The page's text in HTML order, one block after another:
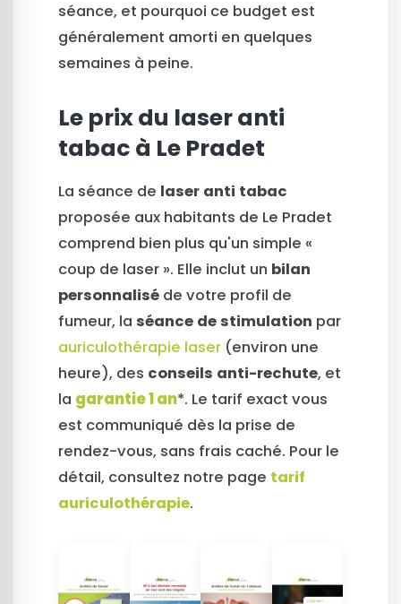
séance, et pourquoi ce budget est
généralement amorti en quelques
semaines à peine.
Le prix du laser anti
tabac à Le Pradet
La séance de laser anti tabac
proposée aux habitants de Le Pradet
comprend bien plus qu'un simple «
coup de laser ». Elle inclut un bilan
personnalisé de votre profil de
fumeur, la séance de stimulation par
auriculothérapie laser (environ une
heure), des conseils anti-rechute, et
la garantie 1 an*. Le tarif exact vous
est communiqué dès la prise de
rendez-vous, sans frais caché. Pour le
détail, consultez notre page tarif
auriculothérapie.